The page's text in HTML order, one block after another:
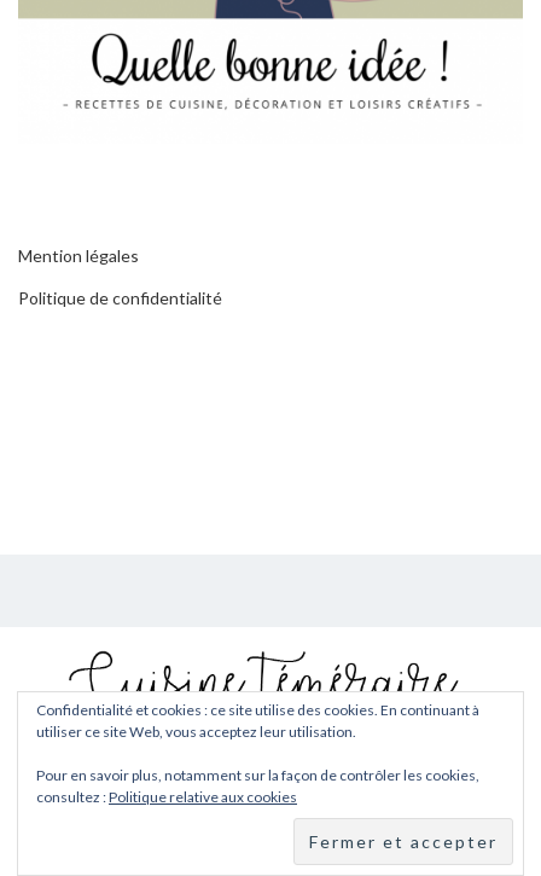
Mention légales
Politique de confidentialité
Fièrement propulsé parWordPress. ThèmeEightyDays Litepar
TwitterInstagramPinterest
Confidentialité et cookies : ce site utilise des cookies. En continuant à
utiliser ce site Web, vous acceptez leur utilisation.
Pour en savoir plus, notamment sur la façon de contrôler les cookies,
consultez :Politique relative aux cookies